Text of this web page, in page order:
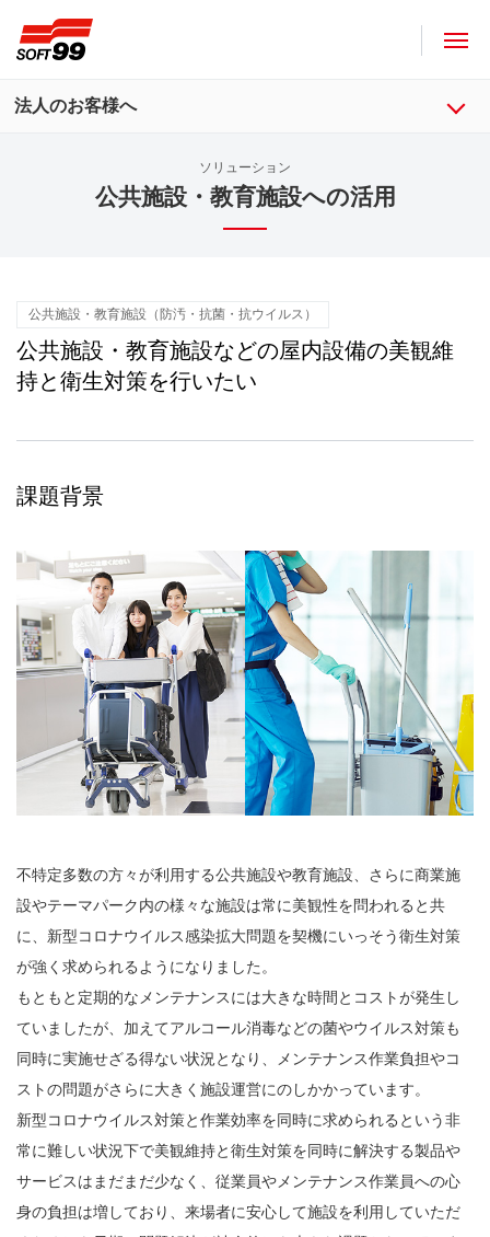
法人のお客様へ
ソリューション
公共施設・教育施設への活用
公共施設・教育施設（防汚・抗菌・抗ウイルス）
公共施設・教育施設などの屋内設備の美観維
持と衛生対策を行いたい
課題背景
不特定多数の方々が利用する公共施設や教育施設、さらに商業施
設やテーマパーク内の様々な施設は常に美観性を問われると共
に、新型コロナウイルス感染拡大問題を契機にいっそう衛生対策
が強く求められるようになりました。
もともと定期的なメンテナンスには大きな時間とコストが発生し
ていましたが、加えてアルコール消毒などの菌やウイルス対策も
同時に実施せざる得ない状況となり、メンテナンス作業負担やコ
ストの問題がさらに大きく施設運営にのしかかっています。
新型コロナウイルス対策と作業効率を同時に求められるという非
常に難しい状況下で美観維持と衛生対策を同時に解決する製品や
サービスはまだまだ少なく、従業員やメンテナンス作業員への心
身の負担は増しており、来場者に安心して施設を利用していただ